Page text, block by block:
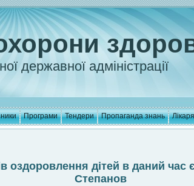
державної адміністрації
Програми Тендери Пропаганда знань
оздоровлення дітей в даний
Степанов